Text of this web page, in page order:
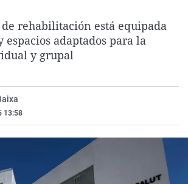
Gente viajera
Retornados
Galicia
Televisión
rehabilitación está equipada
espacios adaptados para la
y grupal
13:58